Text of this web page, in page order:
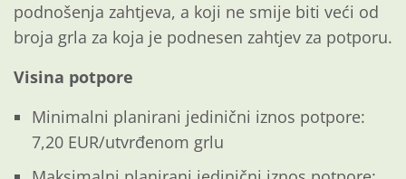
podnošenja zahtjeva, a koji ne smije biti veći od
broja grla za koja je podnesen zahtjev za potporu.
Visina potpore
Minimalni planirani jedinični iznos potpore:
7,20 EUR/utvrđenom grlu